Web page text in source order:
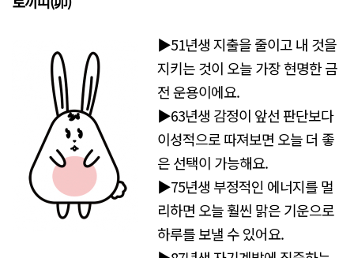
▶51년생 지출을 줄이고 내 것을
지키는 것이 오늘 가장 현명한 금
전 운용이에요.
▶63년생 감정이 앞선 판단보다
이성적으로 따져보면 오늘 더 좋
은 선택이 가능해요.
▶75년생 부정적인 에너지를 멀
리하면 오늘 훨씬 맑은 기운으로
하루를 보낼 수 있어요.